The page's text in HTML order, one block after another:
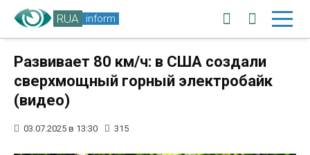
RUA inform
Развивает 80 км/ч: в США создали
сверхмощный горный электробайк
(видео)
03.07.2025 в 13:30 315